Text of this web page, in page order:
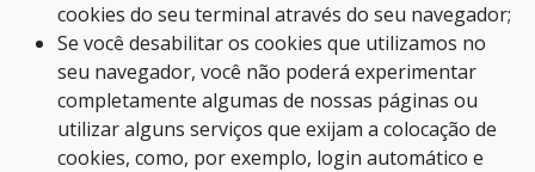
cookies do seu terminal através do seu navegador;
Se você desabilitar os cookies que utilizamos no
seu navegador, você não poderá experimentar
completamente algumas de nossas páginas ou
utilizar alguns serviços que exijam a colocação de
cookies, como, por exemplo, login automático e